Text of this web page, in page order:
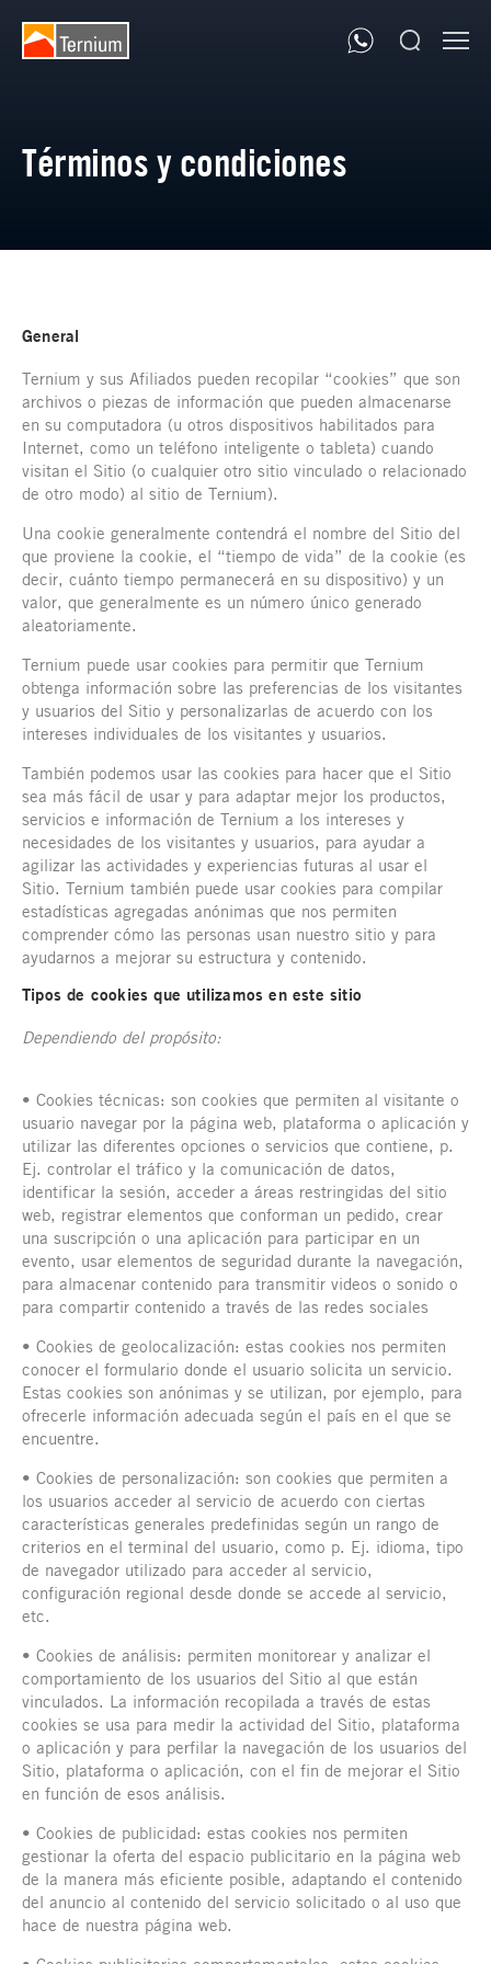
Términos y condiciones
General
Ternium y sus Afiliados pueden recopilar “cookies” que son
archivos o piezas de información que pueden almacenarse
en su computadora (u otros dispositivos habilitados para
Internet, como un teléfono inteligente o tableta) cuando
visitan el Sitio (o cualquier otro sitio vinculado o relacionado
de otro modo) al sitio de Ternium).
Una cookie generalmente contendrá el nombre del Sitio del
que proviene la cookie, el “tiempo de vida” de la cookie (es
decir, cuánto tiempo permanecerá en su dispositivo) y un
valor, que generalmente es un número único generado
aleatoriamente.
Ternium puede usar cookies para permitir que Ternium
obtenga información sobre las preferencias de los visitantes
y usuarios del Sitio y personalizarlas de acuerdo con los
intereses individuales de los visitantes y usuarios.
También podemos usar las cookies para hacer que el Sitio
sea más fácil de usar y para adaptar mejor los productos,
servicios e información de Ternium a los intereses y
necesidades de los visitantes y usuarios, para ayudar a
agilizar las actividades y experiencias futuras al usar el
Sitio. Ternium también puede usar cookies para compilar
estadísticas agregadas anónimas que nos permiten
comprender cómo las personas usan nuestro sitio y para
ayudarnos a mejorar su estructura y contenido.
Tipos de cookies que utilizamos en este sitio
Dependiendo del propósito:
• Cookies técnicas: son cookies que permiten al visitante o
usuario navegar por la página web, plataforma o aplicación y
utilizar las diferentes opciones o servicios que contiene, p.
Ej. controlar el tráfico y la comunicación de datos,
identificar la sesión, acceder a áreas restringidas del sitio
web, registrar elementos que conforman un pedido, crear
una suscripción o una aplicación para participar en un
evento, usar elementos de seguridad durante la navegación,
para almacenar contenido para transmitir videos o sonido o
para compartir contenido a través de las redes sociales
• Cookies de geolocalización: estas cookies nos permiten
conocer el formulario donde el usuario solicita un servicio.
Estas cookies son anónimas y se utilizan, por ejemplo, para
ofrecerle información adecuada según el país en el que se
encuentre.
• Cookies de personalización: son cookies que permiten a
los usuarios acceder al servicio de acuerdo con ciertas
características generales predefinidas según un rango de
criterios en el terminal del usuario, como p. Ej. idioma, tipo
de navegador utilizado para acceder al servicio,
configuración regional desde donde se accede al servicio,
etc.
• Cookies de análisis: permiten monitorear y analizar el
comportamiento de los usuarios del Sitio al que están
vinculados. La información recopilada a través de estas
cookies se usa para medir la actividad del Sitio, plataforma
o aplicación y para perfilar la navegación de los usuarios del
Sitio, plataforma o aplicación, con el fin de mejorar el Sitio
en función de esos análisis.
• Cookies de publicidad: estas cookies nos permiten
gestionar la oferta del espacio publicitario en la página web
de la manera más eficiente posible, adaptando el contenido
del anuncio al contenido del servicio solicitado o al uso que
hace de nuestra página web.